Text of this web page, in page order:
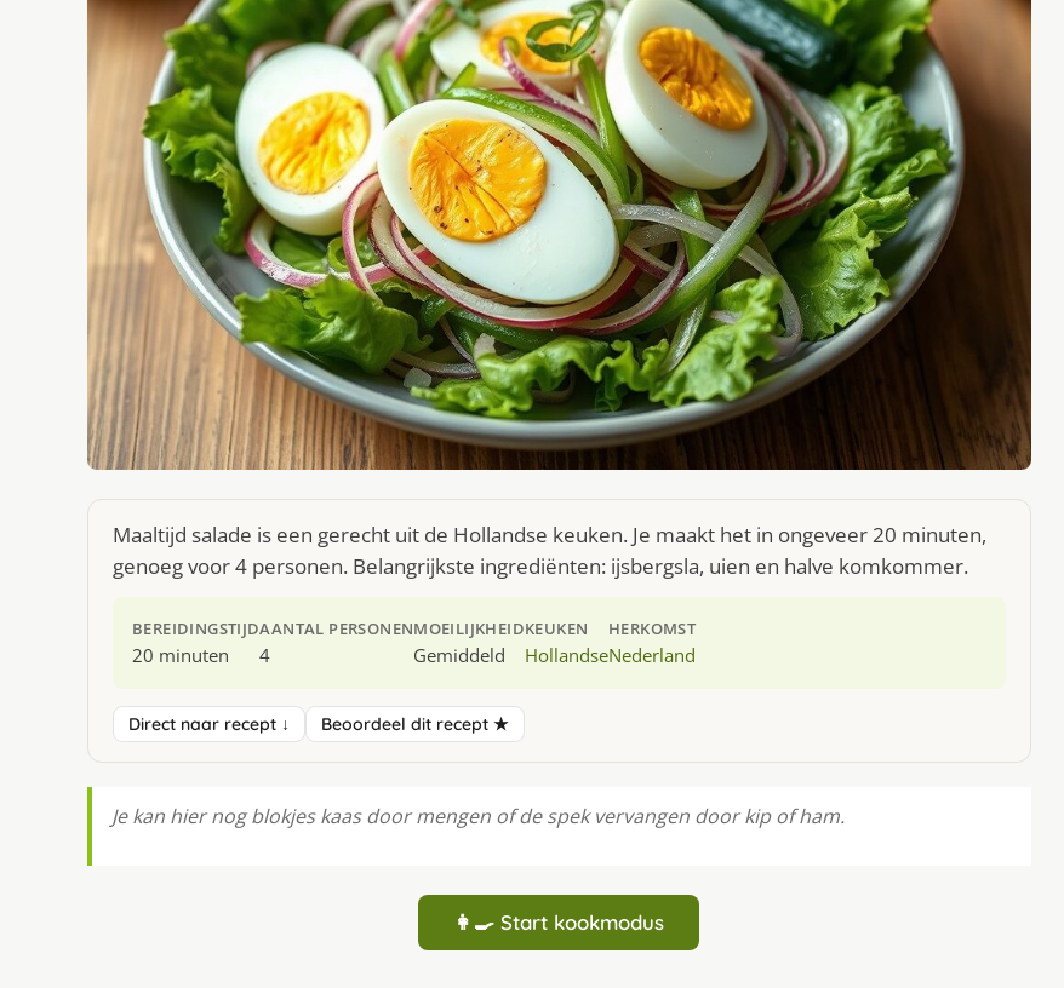
Maaltijd salade is een gerecht uit de Hollandse keuken. Je maakt het in ongeveer 20 minuten,
genoeg voor 4 personen. Belangrijkste ingrediënten: ijsbergsla, uien en halve komkommer.
BEREIDINGSTIJD
20 minuten
AANTAL PERSONEN
4
MOEILIJKHEID
Gemiddeld
KEUKEN
Hollandse
HERKOMST
Nederland
Direct naar recept ↓ Beoordeel dit recept ★
Je kan hier nog blokjes kaas door mengen of de spek vervangen door kip of ham.
👩‍🍳 Start kookmodus